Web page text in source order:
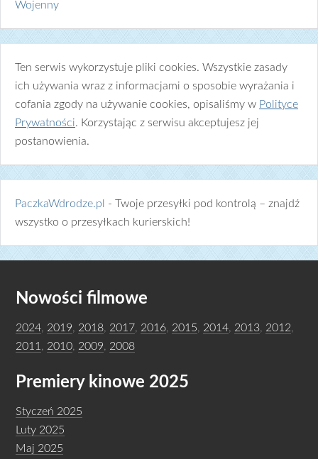
Wojenny
Ten serwis wykorzystuje pliki cookies. Wszystkie zasady
ich używania wraz z informacjami o sposobie wyrażania i
cofania zgody na używanie cookies, opisaliśmy w Polityce
Prywatności. Korzystając z serwisu akceptujesz jej
postanowienia.
PaczkaWdrodze.pl
- Twoje przesyłki pod kontrolą – znajdź
wszystko o przesyłkach kurierskich!
Nowości filmowe
2024, 2019, 2018, 2017, 2016, 2015, 2014, 2013, 2012,
2011, 2010, 2009, 2008
Premiery kinowe 2025
Styczeń 2025
Luty 2025
Maj 2025